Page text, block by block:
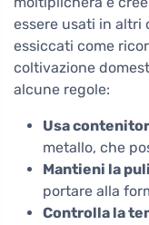
essere usati in altri
essiccati come
coltivazione
alcune regole:
Usa
metallo, che
Mantieni la
portare alla
Controlla la